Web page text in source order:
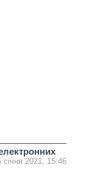
січня 2021, 15:46